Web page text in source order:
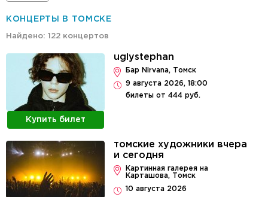
КОНЦЕРТЫ В ТОМСКЕ
Найдено: 122 концертов
Купить билет
uglystephan
Бар Nirvana, Томск
9 августа 2026, 18:00
билеты от 444 руб.
томские художники вчера
и сегодня
Картинная галерея на
Карташова, Томск
10 августа 2026